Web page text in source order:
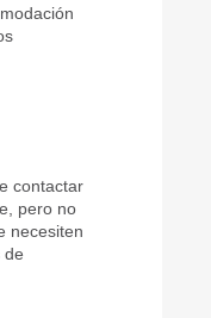
contactar
pero no
necesiten
de